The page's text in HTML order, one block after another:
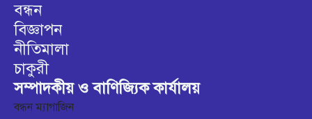
বন্ধন
বিজ্ঞাপন
নীতিমালা
চাকুরী
সম্পাদকীয় ও বাণিজ্যিক কার্যালয়
বন্ধন ম্যাগাজিন